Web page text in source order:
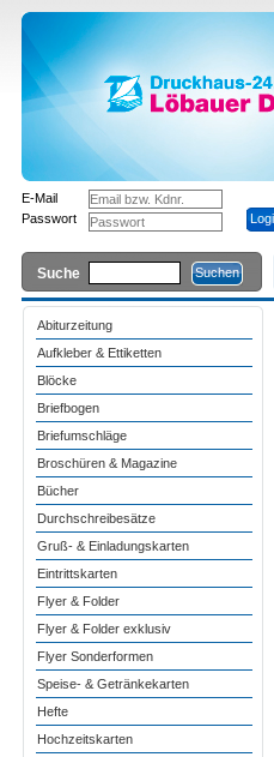
E-Mail
Passwort
Suche
Abiturzeitung
Aufkleber & Ettiketten
Blöcke
Briefbogen
Briefumschläge
Broschüren & Magazine
Bücher
Durchschreibesätze
Gruß- & Einladungskarten
Eintrittskarten
Flyer & Folder
Flyer & Folder exklusiv
Flyer Sonderformen
Speise- & Getränkekarten
Hefte
Hochzeitskarten